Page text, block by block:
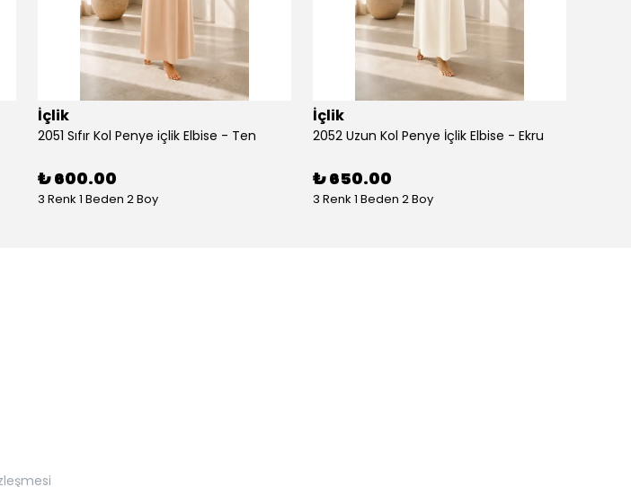
İçlik
2051 Sıfır Kol Penye içlik Elbise - Ten
₺ 600.00
3 Renk 1 Beden 2 Boy
İçlik
2052 Uzun Kol Penye İçlik Elbise - Ekru
₺ 650.00
3 Renk 1 Beden 2 Boy